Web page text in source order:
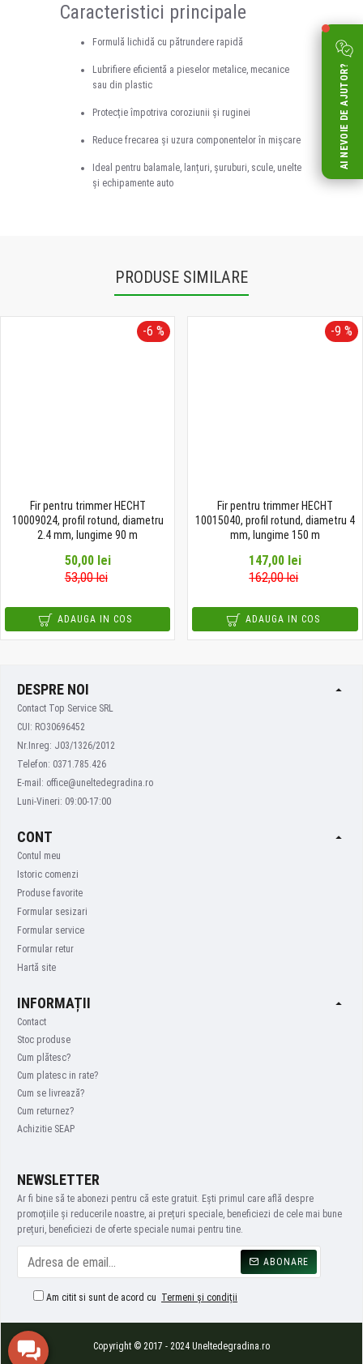
Caracteristici principale
Formulă lichidă cu pătrundere rapidă
Lubrifiere eficientă a pieselor metalice, mecanice
sau din plastic
Protecție împotriva coroziunii și ruginei
Reduce frecarea și uzura componentelor în mișcare
Ideal pentru balamale, lanțuri, șuruburi, scule, unelte
și echipamente auto
PRODUSE SIMILARE
-6 %
Fir pentru trimmer HECHT
10009024, profil rotund, diametru
2.4 mm, lungime 90 m
50,00 lei
53,00 lei
ADAUGA IN COS
-9 %
Fir pentru trimmer HECHT
10015040, profil rotund, diametru 4
mm, lungime 150 m
147,00 lei
162,00 lei
ADAUGA IN COS
AI NEVOIE DE AJUTOR?
DESPRE NOI
Contact Top Service SRL
CUI: RO30696452
Nr.Inreg: J03/1326/2012
Telefon: 0371.785.426
E-mail: office@uneltedegradina.ro
Luni-Vineri: 09:00-17:00
CONT
Contul meu
Istoric comenzi
Produse favorite
Formular sesizari
Formular service
Formular retur
Hartă site
INFORMAȚII
Contact
Stoc produse
Cum plătesc?
Cum platesc in rate?
Cum se livrează?
Cum returnez?
Achizitie SEAP
NEWSLETTER
Ar fi bine să te abonezi pentru că este gratuit. Ești primul care află despre
promoțiile și reducerile noastre, ai prețuri speciale, beneficiezi de cele mai bune
prețuri, beneficiezi de oferte speciale numai pentru tine.
ABONARE
Am citit si sunt de acord cu Termeni și condiții
Copyright © 2017 - 2024 Uneltedegradina.ro